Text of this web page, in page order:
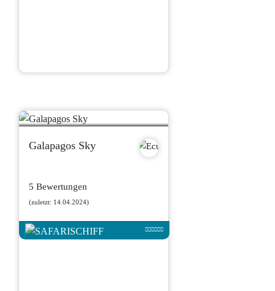
Galapagos Sky
5 Bewertungen
(zuletzt: 14.04.2024)